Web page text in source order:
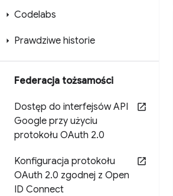
Codelabs
Prawdziwe historie
Federacja tożsamości
Dostęp do interfejsów API
Google przy użyciu
protokołu OAuth 2.0
Konfiguracja protokołu
OAuth 2.0 zgodnej z Open
ID Connect